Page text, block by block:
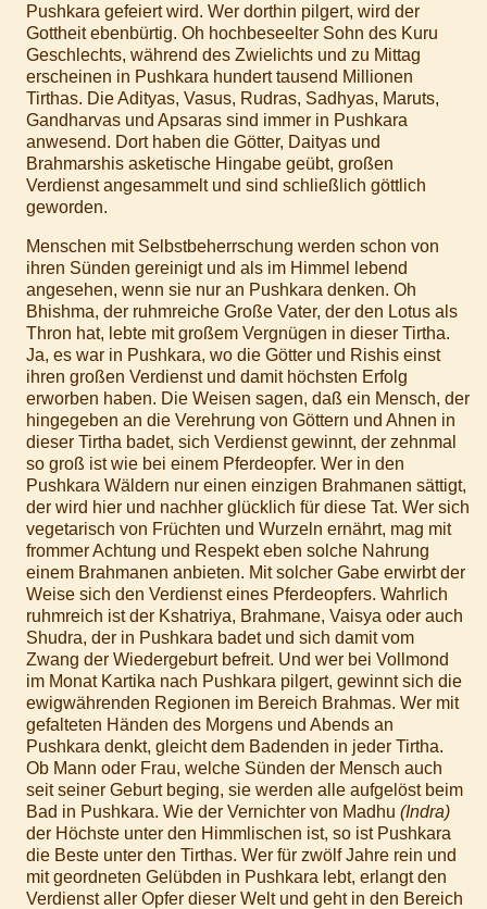
Pushkara gefeiert wird. Wer dorthin pilgert, wird der
Gottheit ebenbürtig. Oh hochbeseelter Sohn des Kuru
Geschlechts, während des Zwielichts und zu Mittag
erscheinen in Pushkara hundert tausend Millionen
Tirthas. Die Adityas, Vasus, Rudras, Sadhyas, Maruts,
Gandharvas und Apsaras sind immer in Pushkara
anwesend. Dort haben die Götter, Daityas und
Brahmarshis asketische Hingabe geübt, großen
Verdienst angesammelt und sind schließlich göttlich
geworden.
Menschen mit Selbstbeherrschung werden schon von
ihren Sünden gereinigt und als im Himmel lebend
angesehen, wenn sie nur an Pushkara denken. Oh
Bhishma, der ruhmreiche Große Vater, der den Lotus als
Thron hat, lebte mit großem Vergnügen in dieser Tirtha.
Ja, es war in Pushkara, wo die Götter und Rishis einst
ihren großen Verdienst und damit höchsten Erfolg
erworben haben. Die Weisen sagen, daß ein Mensch, der
hingegeben an die Verehrung von Göttern und Ahnen in
dieser Tirtha badet, sich Verdienst gewinnt, der zehnmal
so groß ist wie bei einem Pferdeopfer. Wer in den
Pushkara Wäldern nur einen einzigen Brahmanen sättigt,
der wird hier und nachher glücklich für diese Tat. Wer sich
vegetarisch von Früchten und Wurzeln ernährt, mag mit
frommer Achtung und Respekt eben solche Nahrung
einem Brahmanen anbieten. Mit solcher Gabe erwirbt der
Weise sich den Verdienst eines Pferdeopfers. Wahrlich
ruhmreich ist der Kshatriya, Brahmane, Vaisya oder auch
Shudra, der in Pushkara badet und sich damit vom
Zwang der Wiedergeburt befreit. Und wer bei Vollmond
im Monat Kartika nach Pushkara pilgert, gewinnt sich die
ewigwährenden Regionen im Bereich Brahmas. Wer mit
gefalteten Händen des Morgens und Abends an
Pushkara denkt, gleicht dem Badenden in jeder Tirtha.
Ob Mann oder Frau, welche Sünden der Mensch auch
seit seiner Geburt beging, sie werden alle aufgelöst beim
Bad in Pushkara. Wie der Vernichter von Madhu (Indra)
der Höchste unter den Himmlischen ist, so ist Pushkara
die Beste unter den Tirthas. Wer für zwölf Jahre rein und
mit geordneten Gelübden in Pushkara lebt, erlangt den
Verdienst aller Opfer dieser Welt und geht in den Bereich